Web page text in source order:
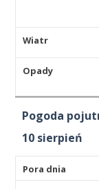
Pogoda
10 sierpień